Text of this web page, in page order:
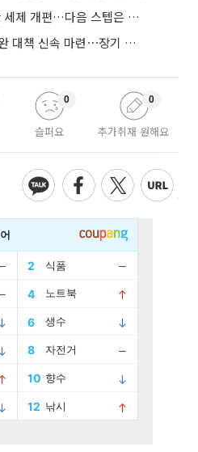
‘비거주 1주택자’ 정조준한 세제 개편…다음 스텝은 금융 대책
李 “삼전닉스 레버리지 보완 대책 신속 마련⋯장기 채무 과감히 탕감”
슬퍼요
0
추가취재 원해요
0